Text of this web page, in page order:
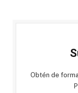
Obtén de